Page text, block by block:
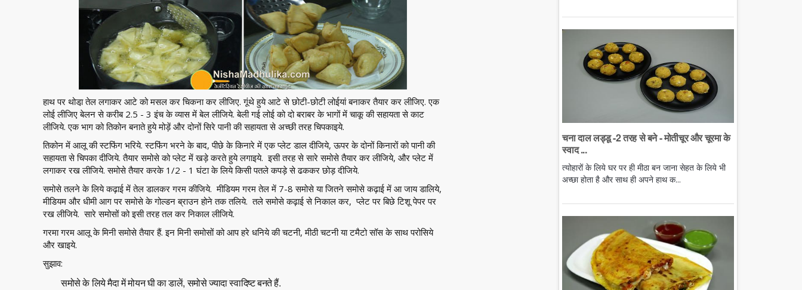
हाथ पर थोडा़ तेल लगाकर आटे को मसल कर चिकना कर लीजिए. गूंथे हुये आटे से छोटी-छोटी लोईयां बनाकर तैयार कर लीजिए. एक
लोई लीजिए बेलन से करीब 2.5 - 3 इंच के व्यास में बेल लीजिये. बेली गई लोई को दो बराबर के भागों में चाकू की सहायता से काट
लीजिये. एक भाग को तिकोन बनाते हुये मोड़ें और दोनों सिरे पानी की सहायता से अच्छी तरह चिपकाइये.
तिकोन में आलू की स्टफिंग भरिये. स्टफिंग भरने के बाद, पीछे के किनारे में एक प्लेट डाल दीजिये, ऊपर के दोनों किनारों को पानी की
सहायता से चिपका दीजिये. तैयार समोसे को प्लेट में खड़े करते हुये लगाइये. इसी तरह से सारे समोसे तैयार कर लीजिये, और प्लेट में
लगाकर रख लीजिये. समोसे तैयार करके 1/2 - 1 घंटा के लिये किसी पतले कपड़े से ढककर छोड़ दीजिये.
समोसे तलने के लिये कढ़ाई में तेल डालकर गरम कीजिये. मीडियम गरम तेल में 7-8 समोसे या जितने समोसे कढ़ाई में आ जाय डालिये,
मीडियम और धीमी आग पर समोसे के गोल्डन ब्राउन होने तक तलिये. तले समोसे कढ़ाई से निकाल कर, प्लेट पर बिछे टिशू पेपर पर
रख लीजिये. सारे समोसों को इसी तरह तल कर निकाल लीजिये.
गरमा गरम आलू के मिनी समोसे तैयार हैं. इन मिनी समोसों को आप हरे धनिये की चटनी, मीठी चटनी या टमैटो सॉस के साथ परोसिये
और खाइये.
सुझाव:
समोसे के लिये मैदा में मोयन घी का डालें, समोसे ज्यादा स्वादिष्ट बनते हैं.
चना दाल लड्डू -2 तरह से बने - मोतीचूर और चूरमा के
स्वाद ...
त्योहारों के लिये घर पर ही मीठा बन जाना सेहत के लिये भी
अच्छा होता है और साथ ही अपने हाथ क...